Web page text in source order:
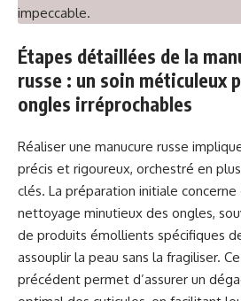
Étapes détaillées de la
russe : un soin méticuleux
ongles irréprochables
Réaliser une manucure russe
précis et rigoureux, orchestré en
clés. La préparation initiale concerne
nettoyage minutieux des ongles,
de produits émollients spécifiques
assouplir la peau sans la fragiliser.
précédent permet d’assurer un